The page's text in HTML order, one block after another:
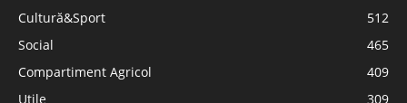
Cultură&Sport
512
Social
465
Compartiment Agricol
409
Utile
309